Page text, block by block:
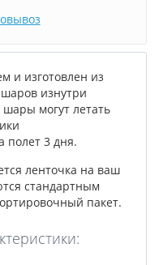
и изготовлен из
шаров изнутри
могут летать
полет 3 дня.
ленточка на ваш
стандартным
пакет.